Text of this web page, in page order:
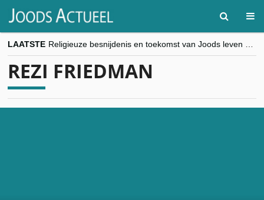
LAATSTE
“Besnijdenisdebat toont hoe moeilijk seculiere Westen minderheden begrijpt”, Jinnih Beels (Vooruit)
REZI FRIEDMAN